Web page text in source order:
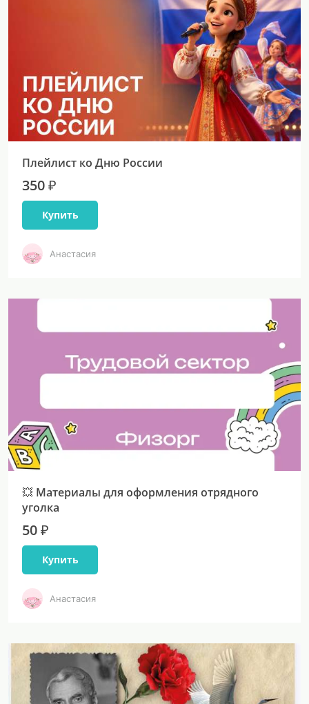
Плейлист ко Дню России
350 ₽
Купить
Анастасия
💥 Материалы для оформления отрядного
уголка
50 ₽
Купить
Анастасия